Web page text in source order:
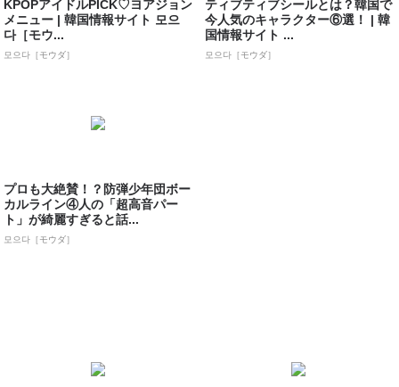
KPOPアイドルPICK♡ヨアジョン
メニュー | 韓国情報サイト 모으
다［モウ...
모으다［モウダ］
ティブティブシールとは？韓国で
今人気のキャラクター⑥選！ | 韓
国情報サイト ...
모으다［モウダ］
プロも大絶賛！？防弾少年団ボー
カルライン④人の「超高音パー
ト」が綺麗すぎると話...
모으다［モウダ］